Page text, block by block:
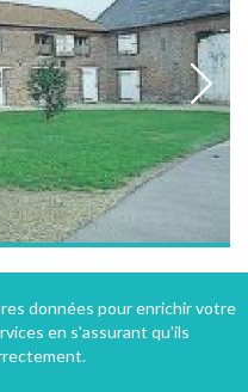
Gîte de groupe "La Musarde" à Margny-sur-Matz dans l'Oise en Picardie
Hauts-de-France, France
données pour enrichir votre
en s'assurant qu'ils